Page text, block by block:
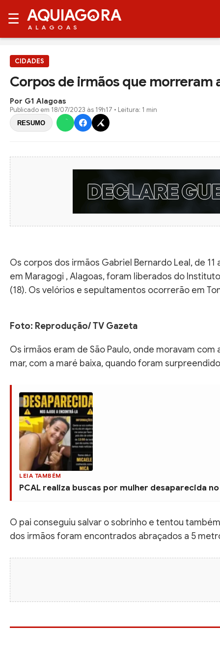
☰ AQUIAG RA
ALAGOAS
CIDADES
Corpos de irmãos que morreram
Por G1 Alagoas
Publicado em 18/07/2023 às 19h17 • Leitura: 1 min
RESUMO
Os corpos dos irmãos Gabriel Bernardo Leal, de
em Maragogi , Alagoas, foram liberados do
(18). Os velórios e sepultamentos ocorrerão em
Foto: Reprodução/ TV Gazeta
Os irmãos eram de São Paulo, onde moravam
mar, com a maré baixa, quando foram
LEIA TAMBÉM
PCAL realiza buscas por mulher desaparecida
O pai conseguiu salvar o sobrinho e tentou
dos irmãos foram encontrados abraçados a 5